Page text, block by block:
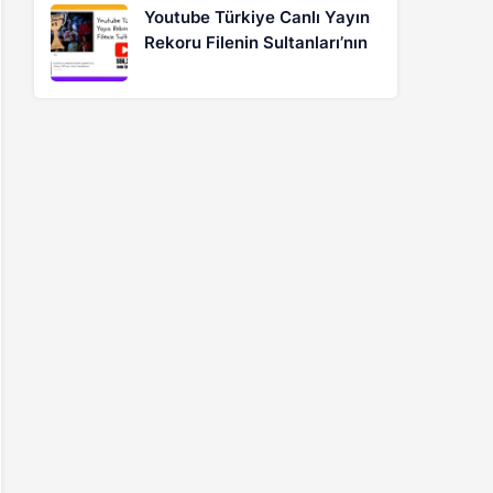
Youtube Türkiye Canlı Yayın
Rekoru Filenin Sultanları’nın